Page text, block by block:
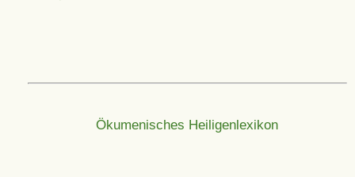
Ökumenisches Heiligenlexikon